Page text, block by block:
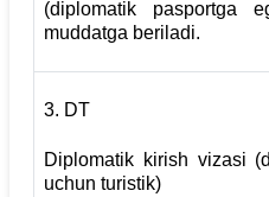
(diplomatik pasportga
muddatga beriladi.
3. DT
Diplomatik kirish vizasi
uchun turistik)